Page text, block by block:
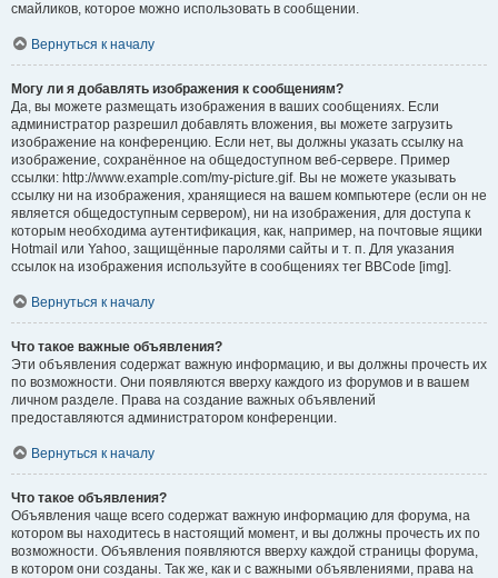
смайликов, которое можно использовать в сообщении.
Вернуться к началу
Могу ли я добавлять изображения к сообщениям?
Да, вы можете размещать изображения в ваших сообщениях. Если
администратор разрешил добавлять вложения, вы можете загрузить
изображение на конференцию. Если нет, вы должны указать ссылку на
изображение, сохранённое на общедоступном веб-сервере. Пример
ссылки: http://www.example.com/my-picture.gif. Вы не можете указывать
ссылку ни на изображения, хранящиеся на вашем компьютере (если он не
является общедоступным сервером), ни на изображения, для доступа к
которым необходима аутентификация, как, например, на почтовые ящики
Hotmail или Yahoo, защищённые паролями сайты и т. п. Для указания
ссылок на изображения используйте в сообщениях тег BBCode [img].
Вернуться к началу
Что такое важные объявления?
Эти объявления содержат важную информацию, и вы должны прочесть их
по возможности. Они появляются вверху каждого из форумов и в вашем
личном разделе. Права на создание важных объявлений
предоставляются администратором конференции.
Вернуться к началу
Что такое объявления?
Объявления чаще всего содержат важную информацию для форума, на
котором вы находитесь в настоящий момент, и вы должны прочесть их по
возможности. Объявления появляются вверху каждой страницы форума,
в котором они созданы. Так же, как и с важными объявлениями, права на